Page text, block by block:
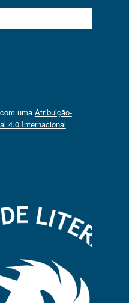
uma Atribuição-
4.0 Internacional